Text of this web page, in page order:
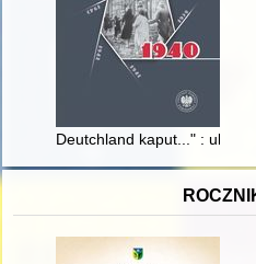
Deutchland kaput..." :